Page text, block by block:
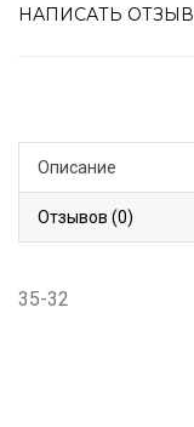
НАПИСАТЬ ОТЗЫВ
Описание
Отзывов (0)
35-32